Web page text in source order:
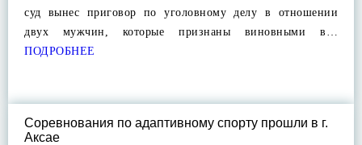
суд вынес приговор по уголовному делу в отношении
двух мужчин, которые признаны виновными в…
ПОДРОБНЕЕ
Соревнования по адаптивному спорту прошли в г.
Аксае